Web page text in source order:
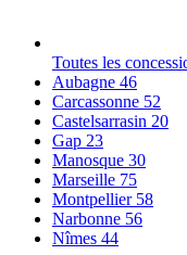
Toutes les
Aubagne 46
Carcassonne 52
Castelsarrasin 20
Gap 23
Manosque 30
Marseille 75
Montpellier 58
Narbonne 56
Nîmes 44